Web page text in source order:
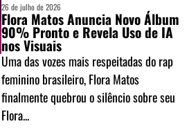
26 de julho de 2026
Flora Matos Anuncia Novo Álbum
90% Pronto e Revela Uso de IA
nos Visuais
Uma das vozes mais respeitadas do rap
feminino brasileiro, Flora Matos
finalmente quebrou o silêncio sobre seu
Flora...